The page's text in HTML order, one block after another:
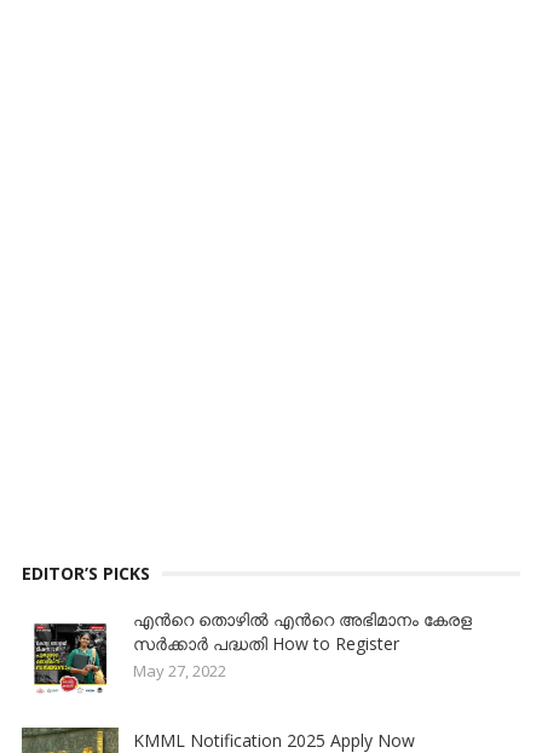
EDITOR’S PICKS
എൻറെ തൊഴിൽ എൻറെ അഭിമാനം കേരള
സർക്കാർ പദ്ധതി How to Register
May 27, 2022
KMML Notification 2025 Apply Now